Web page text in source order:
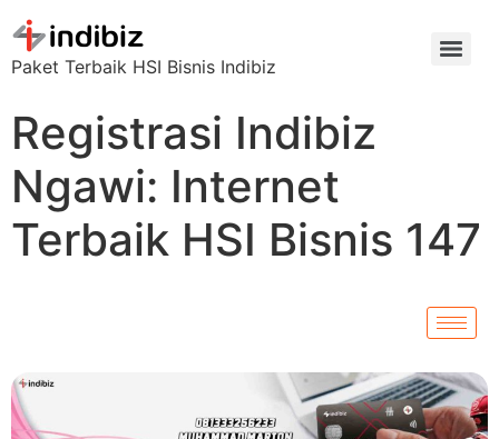
Paket Terbaik HSI Bisnis Indibiz
Registrasi Indibiz
Ngawi: Internet
Terbaik HSI Bisnis 147